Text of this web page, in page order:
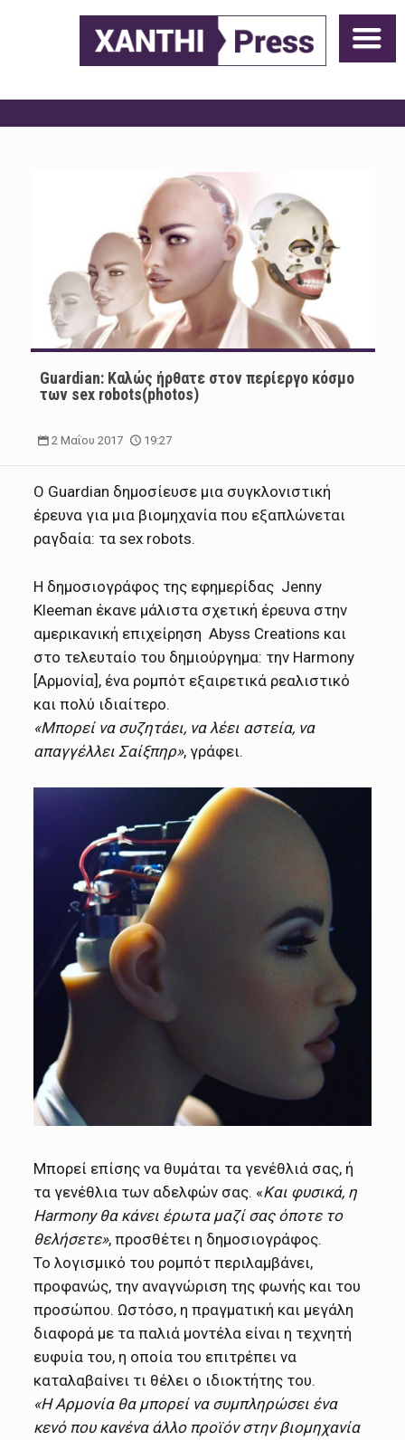
Guardian: Καλώς ήρθατε στον περίεργο κόσμο
των sex robots(photos)
2 Μαΐου 2017 19:27
Ο Guardian δημοσίευσε μια συγκλονιστική
έρευνα για μια βιομηχανία που εξαπλώνεται
ραγδαία: τα sex robots.
Η δημοσιογράφος της εφημερίδας Jenny
Kleeman έκανε μάλιστα σχετική έρευνα στην
αμερικανική επιχείρηση Abyss Creations και
στο τελευταίο του δημιούργημα: την Harmony
[Αρμονία], ένα ρομπότ εξαιρετικά ρεαλιστικό
και πολύ ιδιαίτερο.
«Μπορεί να συζητάει, να λέει αστεία, να
απαγγέλλει Σαίξπηρ», γράφει.
Μπορεί επίσης να θυμάται τα γενέθλιά σας, ή
τα γενέθλια των αδελφών σας. «Και φυσικά, η
Harmony θα κάνει έρωτα μαζί σας όποτε το
θελήσετε», προσθέτει η δημοσιογράφος.
Το λογισμικό του ρομπότ περιλαμβάνει,
προφανώς, την αναγνώριση της φωνής και του
προσώπου. Ωστόσο, η πραγματική και μεγάλη
διαφορά με τα παλιά μοντέλα είναι η τεχνητή
ευφυία του, η οποία του επιτρέπει να
καταλαβαίνει τι θέλει ο ιδιοκτήτης του.
«Η Αρμονία θα μπορεί να συμπληρώσει ένα
κενό που κανένα άλλο προϊόν στην βιομηχανία